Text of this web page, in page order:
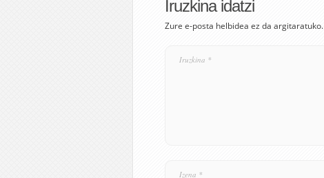
Iruzkina idatzi
Zure e-posta helbidea ez da argitaratuko.